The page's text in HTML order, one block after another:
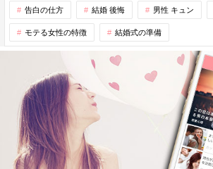
告白の仕方 結婚 後悔 男性 キュン
モテる女性の特徴 結婚式の準備